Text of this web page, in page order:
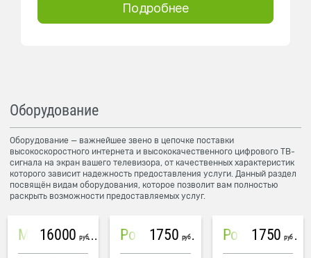
Подробнее
Оборудование
Оборудование — важнейшее звено в цепочке поставки
высокоскоростного интернета и высококачественного цифрового ТВ-
сигнала на экран вашего телевизора, от качественных характеристик
которого зависит надежность предоставления услуги. Данный раздел
посвящён видам оборудования, которое позволит вам полностью
раскрыть возможности предоставляемых услуг.
Mesh система TP-Link Deco M4 (3 устройства)
16000 руб PowerLine Tenda PH6
1750 руб PowerLine TP-Link AV600
1750 руб